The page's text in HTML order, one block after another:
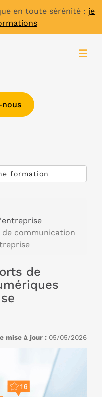
en toute sérénité : je
formation
communication
de
mise à jour : 05/05/2026